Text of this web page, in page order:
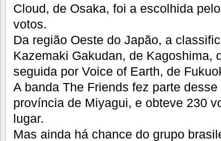
Cloud, de Osaka, foi a escolhida
votos.
Da região Oeste do Japão, a
Kazemaki Gakudan, de Kagoshima,
seguida por Voice of Earth, de
A banda The Friends fez parte
província de Miyagui, e obteve 230
lugar.
Mas ainda há chance do grupo